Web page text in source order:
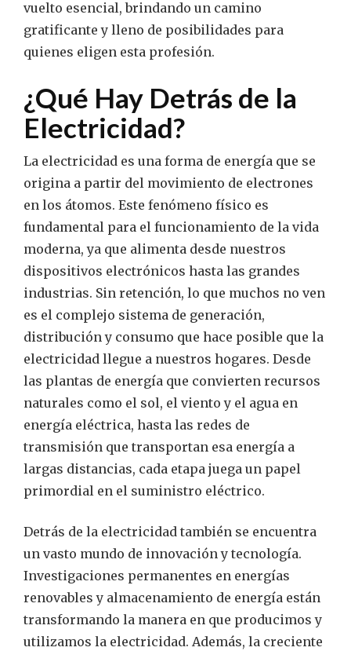
vuelto esencial, brindando un camino
gratificante y lleno de posibilidades para
quienes eligen esta profesión.
¿Qué Hay Detrás de la
Electricidad?
La electricidad es una forma de energía que se
origina a partir del movimiento de electrones
en los átomos. Este fenómeno físico es
fundamental para el funcionamiento de la vida
moderna, ya que alimenta desde nuestros
dispositivos electrónicos hasta las grandes
industrias. Sin retención, lo que muchos no ven
es el complejo sistema de generación,
distribución y consumo que hace posible que la
electricidad llegue a nuestros hogares. Desde
las plantas de energía que convierten recursos
naturales como el sol, el viento y el agua en
energía eléctrica, hasta las redes de
transmisión que transportan esa energía a
largas distancias, cada etapa juega un papel
primordial en el suministro eléctrico.
Detrás de la electricidad también se encuentra
un vasto mundo de innovación y tecnología.
Investigaciones permanentes en energías
renovables y almacenamiento de energía están
transformando la manera en que producimos y
utilizamos la electricidad. Además, la creciente